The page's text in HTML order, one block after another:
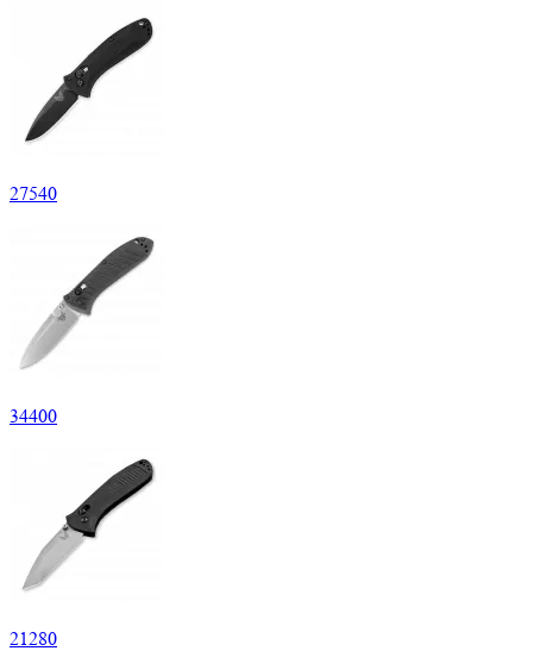
27540
34400
21280